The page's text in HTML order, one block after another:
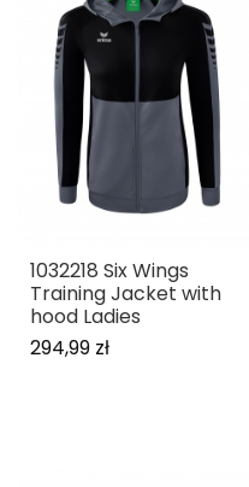
1032218 Six Wings
Training Jacket with
hood Ladies
294,99 zł